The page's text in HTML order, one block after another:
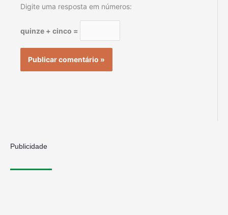
Digite uma resposta em números:
quinze + cinco =
Publicidade